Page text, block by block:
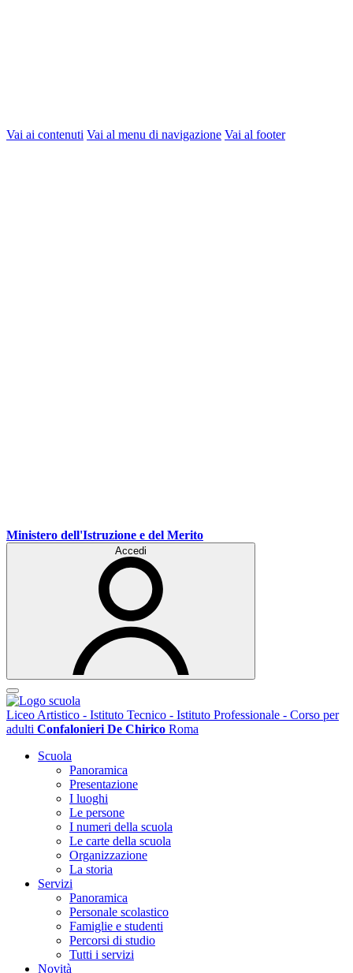
Vai ai contenuti Vai al menu di navigazione Vai al footer
Ministero dell'Istruzione e del Merito
Accedi
Liceo Artistico - Istituto Tecnico - Istituto Professionale - Corso per
adulti Confalonieri De Chirico Roma
Scuola
Panoramica
Presentazione
I luoghi
Le persone
I numeri della scuola
Le carte della scuola
Organizzazione
La storia
Servizi
Panoramica
Personale scolastico
Famiglie e studenti
Percorsi di studio
Tutti i servizi
Novità